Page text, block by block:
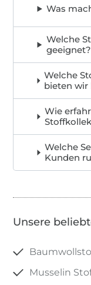
Was
Welche
geeignet?
Welche
bieten wir
Wie
Welche
Kunden
Unsere
Musselin